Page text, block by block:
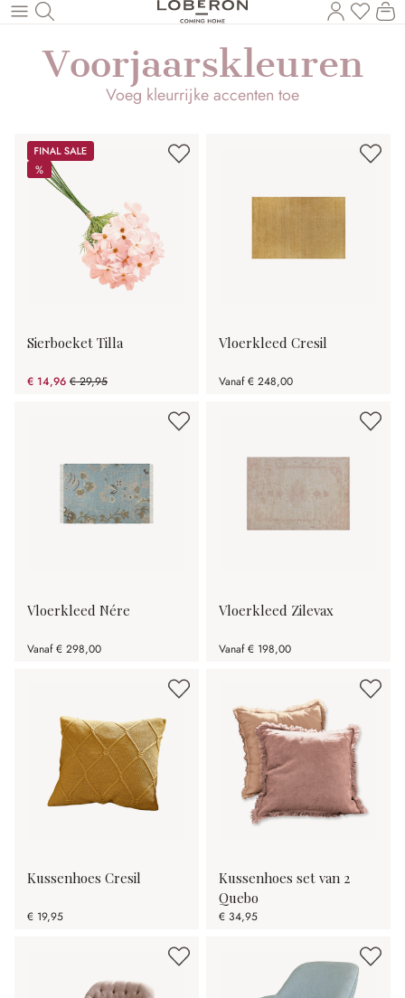
Naar de hoofdinhoud
U
Voorjaarskleuren
Voeg kleurrijke accenten toe
Sale
%
%
Sierboeket Tilla
€ 14,96 € 29,95
(50.05% gespart)
Vloerkleed Cresil
Vanaf € 248,00
Vloerkleed Nére
Vanaf € 298,00
Vloerkleed Zilevax
Vanaf € 198,00
Kussenhoes Cresil
€ 19,95
Kussenhoes set van 2
Quebo
€ 34,95